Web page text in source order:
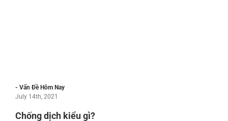
- Vấn Đề Hôm Nay
July 14th, 2021
Chống dịch kiểu gì?